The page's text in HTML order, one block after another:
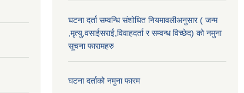
घटना दर्ता सम्वन्धि संशोधित नियमावलीअनुसार ( जन्म
,मृत्यु,वसाईसराई,विवाहदर्ता र सम्वन्ध विच्छेद) को नमुना
सूचना फारामहरु
घटना दर्ताको नमुना फारम